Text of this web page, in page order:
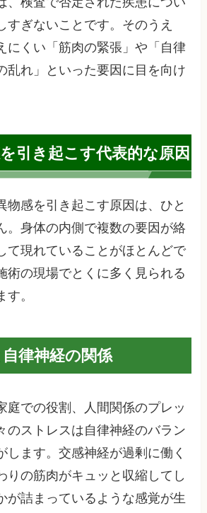
すぎないことです。そのうえ
にくい「筋肉の緊張」や「自律
乱れ」といった要因に目を向け
引き起こす代表的な原因
物感を引き起こす原因は、ひと
。身体の内側で複数の要因が絡
て現れていることがほとんどで
術の現場でとくに多く見られる
。
律神経の関係
庭での役割、人間関係のプレッ
のストレスは自律神経のバラン
します。交感神経が過剰に働く
りの筋肉がキュッと収縮してし
が詰まっているような感覚が生